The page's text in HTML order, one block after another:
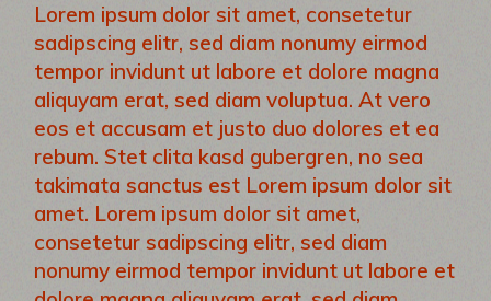
Lorem ipsum dolor sit amet, consetetur
sadipscing elitr, sed diam nonumy eirmod
tempor invidunt ut labore et dolore magna
aliquyam erat, sed diam voluptua. At vero
eos et accusam et justo duo dolores et ea
rebum. Stet clita kasd gubergren, no sea
takimata sanctus est Lorem ipsum dolor sit
amet. Lorem ipsum dolor sit amet,
consetetur sadipscing elitr, sed diam
nonumy eirmod tempor invidunt ut labore et